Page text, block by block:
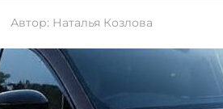
Автор: Наталья Козлова